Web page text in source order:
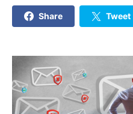
Share Tweet